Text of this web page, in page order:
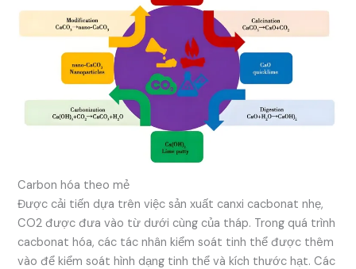
Carbon hóa theo mẻ
Được cải tiến dựa trên việc sản xuất canxi cacbonat nhẹ,
CO2 được đưa vào từ dưới cùng của tháp. Trong quá trình
cacbonat hóa, các tác nhân kiểm soát tinh thể được thêm
vào để kiểm soát hình dạng tinh thể và kích thước hạt. Các